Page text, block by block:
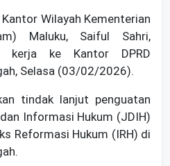
Kantor Wilayah Kementerian
Maluku, Saiful Sahri,
kerja ke Kantor DPRD
Selasa (03/02/2026).
tindak lanjut penguatan
Informasi Hukum (JDIH)
Reformasi Hukum (IRH) di